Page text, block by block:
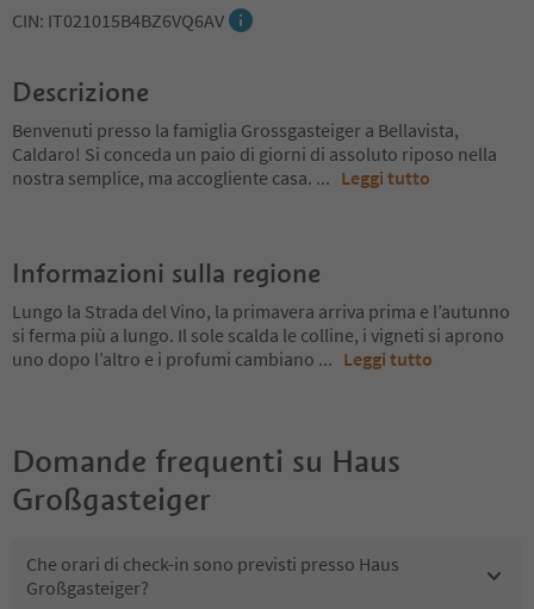
CIN: IT021015B4BZ6VQ6AV
Descrizione
Benvenuti presso la famiglia Grossgasteiger a Bellavista,
Caldaro! Si conceda un paio di giorni di assoluto riposo nella
nostra semplice, ma accogliente casa. ... Leggi tutto
Informazioni sulla regione
Lungo la Strada del Vino, la primavera arriva prima e l’autunno
si ferma più a lungo. Il sole scalda le colline, i vigneti si aprono
uno dopo l’altro e i profumi cambiano ... Leggi tutto
Domande frequenti su Haus
Großgasteiger
Che orari di check-in sono previsti presso Haus
Großgasteiger?